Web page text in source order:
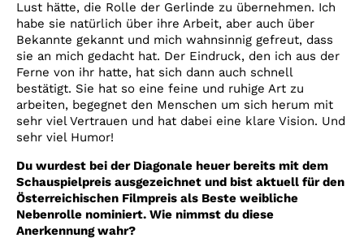
Lust hätte, die Rolle der Gerlinde zu übernehmen. Ich
habe sie natürlich über ihre Arbeit, aber auch über
Bekannte gekannt und mich wahnsinnig gefreut, dass
sie an mich gedacht hat. Der Eindruck, den ich aus der
Ferne von ihr hatte, hat sich dann auch schnell
bestätigt. Sie hat so eine feine und ruhige Art zu
arbeiten, begegnet den Menschen um sich herum mit
sehr viel Vertrauen und hat dabei eine klare Vision. Und
sehr viel Humor!
Du wurdest bei der Diagonale heuer bereits mit dem
Schauspielpreis ausgezeichnet und bist aktuell für den
Österreichischen Filmpreis als Beste weibliche
Nebenrolle nominiert. Wie nimmst du diese
Anerkennung wahr?